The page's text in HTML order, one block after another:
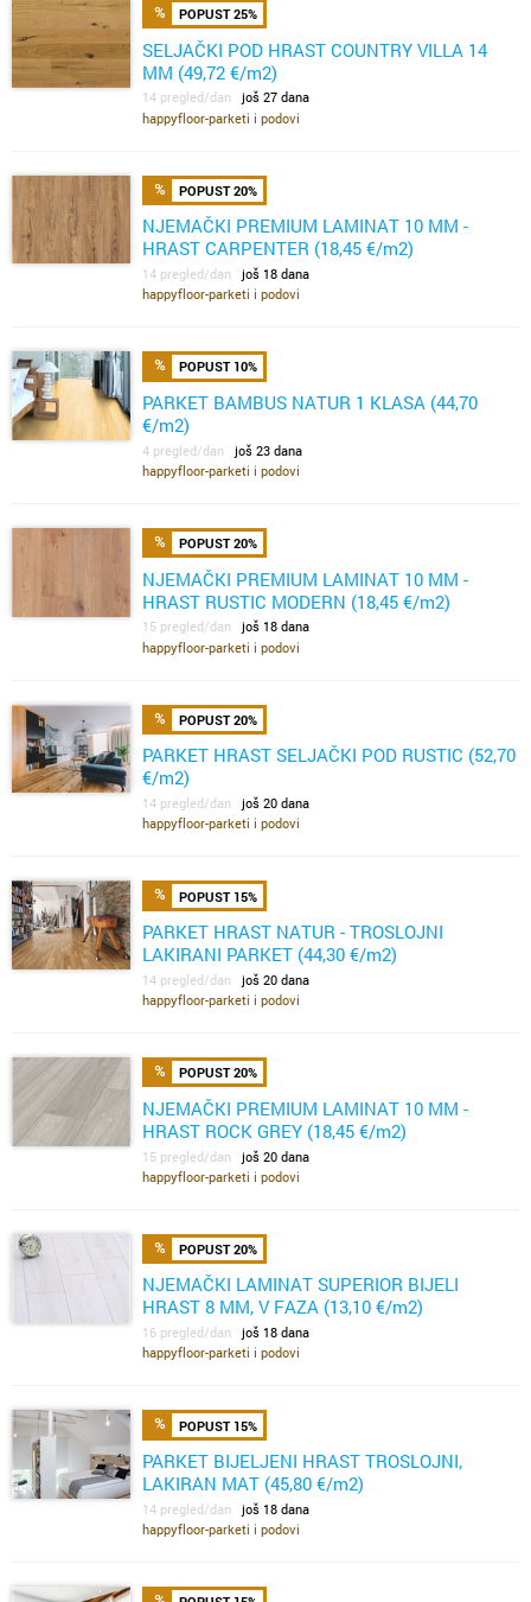
POPUST 25%
SELJAČKI POD HRAST COUNTRY VILLA 14
MM (49,72 €/m2)
14 pregled/dan još 27 dana
happyfloor-parketi i podovi
POPUST 20%
NJEMAČKI PREMIUM LAMINAT 10 MM -
HRAST CARPENTER (18,45 €/m2)
14 pregled/dan još 18 dana
happyfloor-parketi i podovi
POPUST 10%
PARKET BAMBUS NATUR 1 KLASA (44,70
€/m2)
4 pregled/dan još 23 dana
happyfloor-parketi i podovi
POPUST 20%
NJEMAČKI PREMIUM LAMINAT 10 MM -
HRAST RUSTIC MODERN (18,45 €/m2)
15 pregled/dan još 18 dana
happyfloor-parketi i podovi
POPUST 20%
PARKET HRAST SELJAČKI POD RUSTIC (52,70
€/m2)
14 pregled/dan još 20 dana
happyfloor-parketi i podovi
POPUST 15%
PARKET HRAST NATUR - TROSLOJNI
LAKIRANI PARKET (44,30 €/m2)
14 pregled/dan još 20 dana
happyfloor-parketi i podovi
POPUST 20%
NJEMAČKI PREMIUM LAMINAT 10 MM -
HRAST ROCK GREY (18,45 €/m2)
15 pregled/dan još 20 dana
happyfloor-parketi i podovi
POPUST 20%
NJEMAČKI LAMINAT SUPERIOR BIJELI
HRAST 8 MM, V FAZA (13,10 €/m2)
16 pregled/dan još 18 dana
happyfloor-parketi i podovi
POPUST 15%
PARKET BIJELJENI HRAST TROSLOJNI,
LAKIRAN MAT (45,80 €/m2)
14 pregled/dan još 18 dana
happyfloor-parketi i podovi